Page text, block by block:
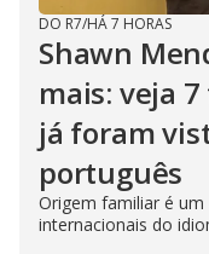
DO R7/HÁ 7 HORAS
Shawn
mais: veja
já foram
português
Origem familiar é
internacionais do